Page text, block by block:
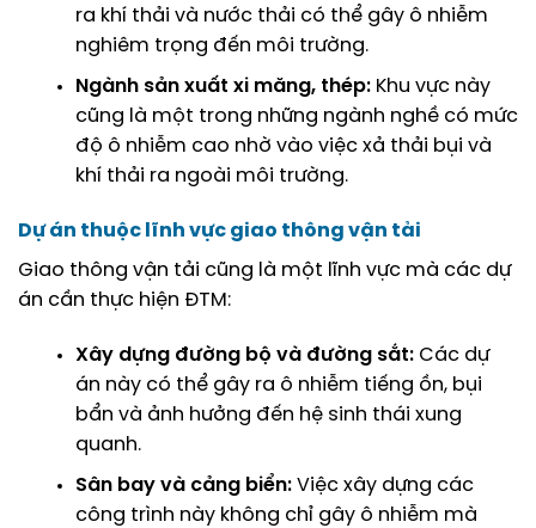
ra khí thải và nước thải có thể gây ô nhiễm
nghiêm trọng đến môi trường.
Ngành sản xuất xi măng, thép: Khu vực này
cũng là một trong những ngành nghề có mức
độ ô nhiễm cao nhờ vào việc xả thải bụi và
khí thải ra ngoài môi trường.
Dự án thuộc lĩnh vực giao thông vận tải
Giao thông vận tải cũng là một lĩnh vực mà các dự
án cần thực hiện ĐTM:
Xây dựng đường bộ và đường sắt: Các dự
án này có thể gây ra ô nhiễm tiếng ồn, bụi
bẩn và ảnh hưởng đến hệ sinh thái xung
quanh.
Sân bay và cảng biển: Việc xây dựng các
công trình này không chỉ gây ô nhiễm mà